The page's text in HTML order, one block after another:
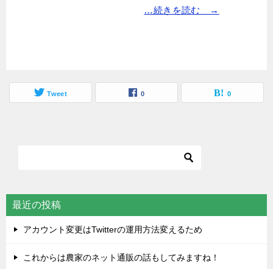
…続きを読む →
Tweet 0 0
最近の投稿
アカウント変更はTwitterの運用方法変えるため
これからは農家のネット通販の話もしてみますね！